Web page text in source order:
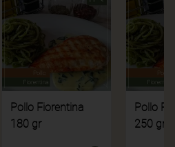
Pollo Fiorentina
180 gr
Pollo
250 gr